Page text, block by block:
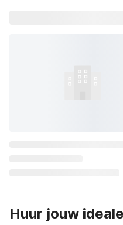
Huur jouw